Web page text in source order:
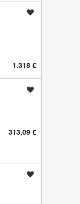
1.318 €
313,09 €